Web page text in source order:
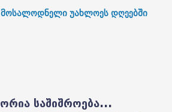
უახლოეს დღეებში
საშიშროება...